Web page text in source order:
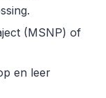
(MSNP) of
en leer